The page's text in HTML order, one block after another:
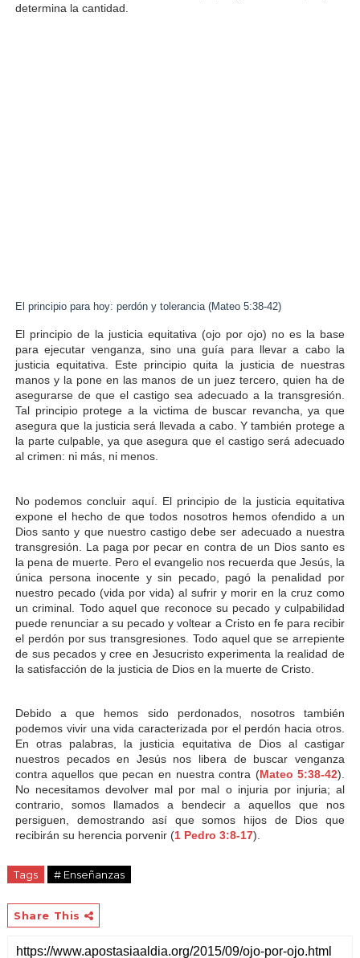
determina la cantidad.
El principio para hoy: perdón y tolerancia (Mateo 5:38-42)
El principio de la justicia equitativa (ojo por ojo) no es la base
para ejecutar venganza, sino una guía para llevar a cabo la
justicia equitativa. Este principio quita la justicia de nuestras
manos y la pone en las manos de un juez tercero, quien ha de
asegurarse de que el castigo sea adecuado a la transgresión.
Tal principio protege a la victima de buscar revancha, ya que
asegura que la justicia será llevada a cabo. Y también protege a
la parte culpable, ya que asegura que el castigo será adecuado
al crimen: ni más, ni menos.
No podemos concluir aquí. El principio de la justicia equitativa
expone el hecho de que todos nosotros hemos ofendido a un
Dios santo y que nuestro castigo debe ser adecuado a nuestra
transgresión. La paga por pecar en contra de un Dios santo es
la pena de muerte. Pero el evangelio nos recuerda que Jesús, la
única persona inocente y sin pecado, pagó la penalidad por
nuestro pecado (vida por vida) al sufrir y morir en la cruz como
un criminal. Todo aquel que reconoce su pecado y culpabilidad
puede renunciar a su pecado y voltear a Cristo en fe para recibir
el perdón por sus transgresiones. Todo aquel que se arrepiente
de sus pecados y cree en Jesucristo experimenta la realidad de
la satisfacción de la justicia de Dios en la muerte de Cristo.
Debido a que hemos sido perdonados, nosotros también
podemos vivir una vida caracterizada por el perdón hacia otros.
En otras palabras, la justicia equitativa de Dios al castigar
nuestros pecados en Jesús nos libera de buscar venganza
contra aquellos que pecan en nuestra contra (Mateo 5:38-42).
No necesitamos devolver mal por mal o injuria por injuria; al
contrario, somos llamados a bendecir a aquellos que nos
persiguen, demostrando así que somos hijos de Dios que
recibirán su herencia porvenir (1 Pedro 3:8-17).
Tags # Enseñanzas
Share This